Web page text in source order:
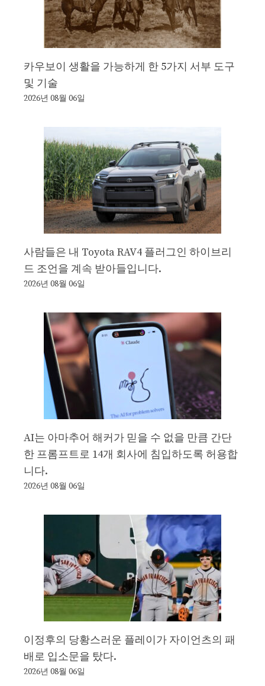
카우보이 생활을 가능하게 한 5가지 서부 도구
및 기술
2026년 08월 06일
사람들은 내 Toyota RAV4 플러그인 하이브리
드 조언을 계속 받아들입니다.
2026년 08월 06일
AI는 아마추어 해커가 믿을 수 없을 만큼 간단
한 프롬프트로 14개 회사에 침입하도록 허용합
니다.
2026년 08월 06일
이정후의 당황스러운 플레이가 자이언츠의 패
배로 입소문을 탔다.
2026년 08월 06일